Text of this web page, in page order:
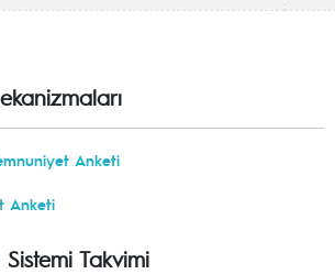
Anketi
Anketi
Takvimi